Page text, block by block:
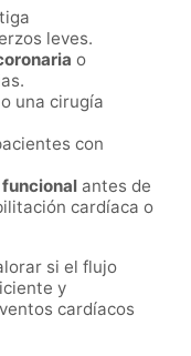
leves.
o
o una cirugía
con
antes de
cardíaca o
si el flujo
y
cardíacos